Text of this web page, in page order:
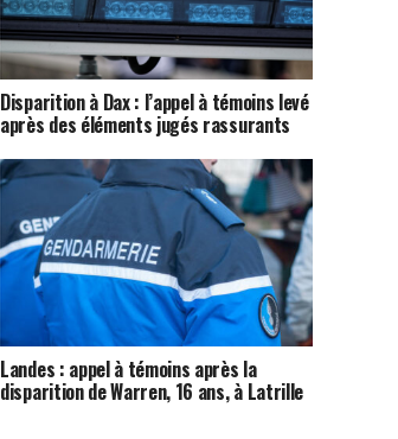
Disparition à Dax : l’appel à témoins levé
après des éléments jugés rassurants
Landes : appel à témoins après la
disparition de Warren, 16 ans, à Latrille